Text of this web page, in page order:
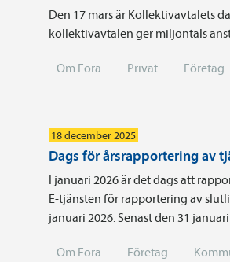
Den 17 mars är Kollektivavtalets
kollektivavtalen ger miljontals
Om Fora Privat Företag
18 december 2025
Dags för årsrapportering av
I januari 2026 är det dags att
E-tjänsten för rapportering av
januari 2026. Senast den 31
Om Fora Företag